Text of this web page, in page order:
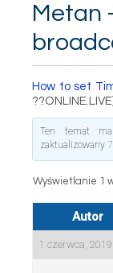
Metan
How to set
Ten temat
zaktualizowany
Wyświetlanie 1
Autor
1 czerwca,